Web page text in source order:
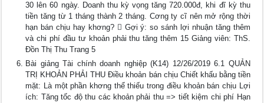
30 lên 60 ngày. Doanh thu kỳ vọng tăng 720.000đ, khi đĩ kỳ thu
tiền tăng từ 1 tháng thành 2 tháng. Cơng ty cĩ nên mở rộng thời
hạn bán chịu hay khơng?  Gợi ý: so sánh lợi nhuận tăng thêm
và chi phí đầu tư khoản phải thu tăng thêm 15 Giảng viên: ThS.
Đồn Thị Thu Trang 5
Bài giảng Tài chính doanh nghiệp (K14) 12/26/2019 6.1 QUẢN
TRỊ KHOẢN PHẢI THU Điều khoản bán chịu Chiết khấu bằng tiền
mặt: Là một phần khơng thể thiếu trong điều khoản bán chịu Lợi
ích: Tăng tốc độ thu các khoản phải thu => tiết kiệm chi phí Hạn